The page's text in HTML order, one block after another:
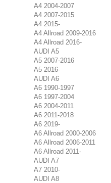
A4 2004-2007
A4 2007-2015
A4 2015-
A4 Allroad 2009-2016
A4 Allroad 2016-
AUDI A5
A5 2007-2016
A5 2016-
AUDI A6
A6 1990-1997
A6 1997-2004
A6 2004-2011
A6 2011-2018
A6 2019-
A6 Allroad 2000-2006
A6 Allroad 2006-2011
A6 Allroad 2011-
AUDI A7
A7 2010-
AUDI A8